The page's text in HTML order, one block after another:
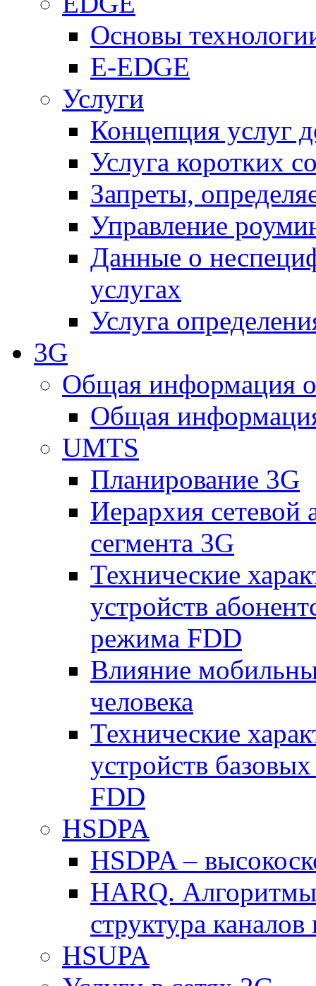
Основы
E-EDGE
Услуги
Концепция услуг
Услуга коротких
Запреты,
Управление
Данные о
услугах
Услуга
3G
Общая информация
Общая
UMTS
Планирование 3G
Иерархия сетевой
сегмента 3G
Технические
устройств
режима FDD
Влияние
человека
Технические
устройств
FDD
HSDPA
HSDPA –
HARQ.
структура
HSUPA